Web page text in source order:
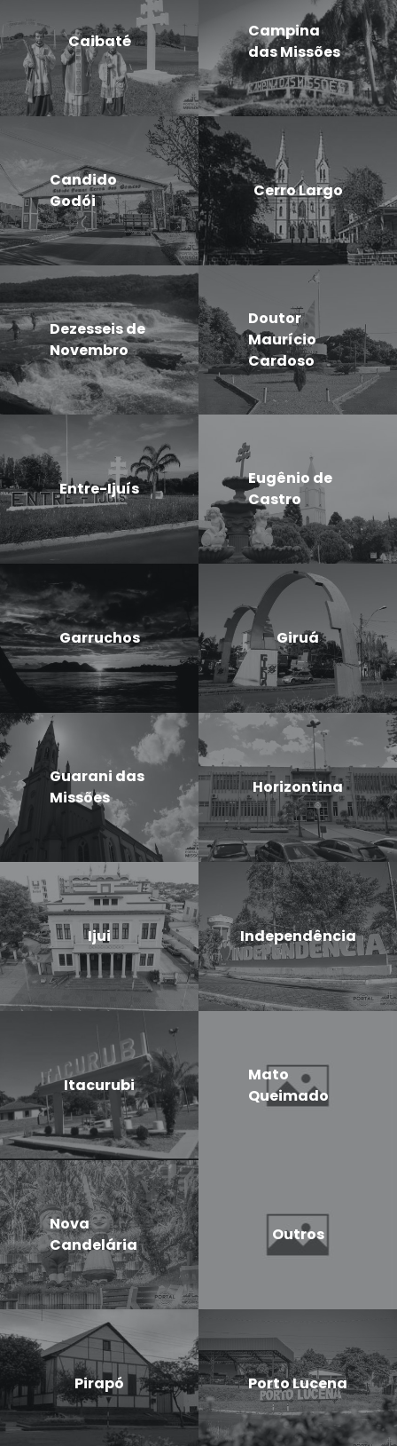
Caibaté
Campina
das Missões
Candido
Godói
Cerro Largo
Dezesseis de
Novembro
Doutor
Maurício
Cardoso
Entre-Ijuís
Eugênio de
Castro
Garruchos Giruá
Guarani das
Missões
Horizontina
Ijui Independência
Itacurubi
Mato
Queimado
Nova
Candelária
Outros
Pirapó Porto Lucena